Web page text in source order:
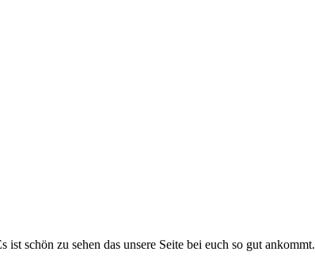
schön zu sehen das unsere Seite bei euch so gut ankommt.